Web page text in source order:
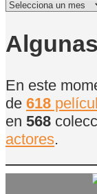
Películas
En este
de 618
en 568
actores.